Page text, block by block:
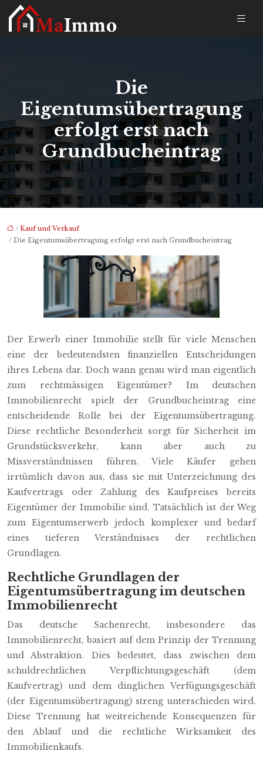
Die
Eigentumsübertragung
erfolgt erst nach
Grundbucheintrag
/ Kauf und Verkauf
/ Die Eigentumsübertragung erfolgt erst nach Grundbucheintrag
Der Erwerb einer Immobilie stellt für viele Menschen
eine der bedeutendsten finanziellen Entscheidungen
ihres Lebens dar. Doch wann genau wird man eigentlich
zum rechtmässigen Eigentümer? Im deutschen
Immobilienrecht spielt der Grundbucheintrag eine
entscheidende Rolle bei der Eigentumsübertragung.
Diese rechtliche Besonderheit sorgt für Sicherheit im
Grundstücksverkehr, kann aber auch zu
Missverständnissen führen. Viele Käufer gehen
irrtümlich davon aus, dass sie mit Unterzeichnung des
Kaufvertrags oder Zahlung des Kaufpreises bereits
Eigentümer der Immobilie sind. Tatsächlich ist der Weg
zum Eigentumserwerb jedoch komplexer und bedarf
eines tieferen Verständnisses der rechtlichen
Grundlagen.
Rechtliche Grundlagen der
Eigentumsübertragung im deutschen
Immobilienrecht
Das deutsche Sachenrecht, insbesondere das
Immobilienrecht, basiert auf dem Prinzip der Trennung
und Abstraktion. Dies bedeutet, dass zwischen dem
schuldrechtlichen Verpflichtungsgeschäft (dem
Kaufvertrag) und dem dinglichen Verfügungsgeschäft
(der Eigentumsübertragung) streng unterschieden wird.
Diese Trennung hat weitreichende Konsequenzen für
den Ablauf und die rechtliche Wirksamkeit des
Immobilienkaufs.